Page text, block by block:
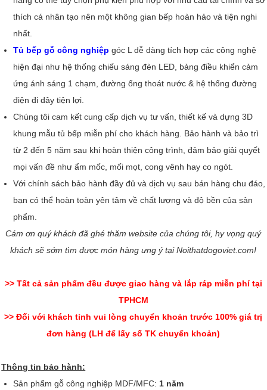
thích cá nhân tạo nên một không gian bếp hoàn hảo và tiện nghi
nhất.
Tủ bếp gỗ công nghiệp góc L dễ dàng tích hợp các công nghệ
hiện đại như hệ thống chiếu sáng đèn LED, bảng điều khiển cảm
ứng ánh sáng 1 chạm, đường ống thoát nước & hệ thống đường
điện đi dây tiện lợi.
Chúng tôi cam kết cung cấp dịch vụ tư vấn, thiết kế và dựng 3D
khung mẫu tủ bếp miễn phí cho khách hàng. Bảo hành và bảo trì
từ 2 đến 5 năm sau khi hoàn thiện công trình, đảm bảo giải quyết
mọi vấn đề như ẩm mốc, mối mọt, cong vênh hay co ngót.
Với chính sách bảo hành đầy đủ và dịch vụ sau bán hàng chu đáo,
bạn có thể hoàn toàn yên tâm về chất lượng và độ bền của sản
phẩm.
Cám ơn quý khách đã ghé thăm website của chúng tôi, hy vọng quý
khách sẽ sớm tìm được món hàng ưng ý tại Noithatdogoviet.com!
>> Tất cả sản phẩm đều được giao hàng và lắp ráp miễn phí tại
TPHCM
>> Đối với khách tỉnh vui lòng chuyển khoản trước 100% giá trị
đơn hàng (LH để lấy số TK chuyển khoản)
Thông tin bảo hành:
Sản phẩm gỗ công nghiệp MDF/MFC: 1 năm